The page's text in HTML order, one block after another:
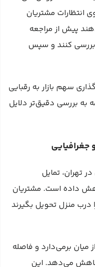
مشتریان
پیش از مراجعه
بررسی کنند و سپس
سهم بازار به رقبایی
به بررسی دقیق‌تر دلایل
جغرافیایی
تهران، تمایل
داده است. مشتریان
درب منزل تحویل بگیرند
میان برمی‌دارد و فاصله
کاهش می‌دهد. این